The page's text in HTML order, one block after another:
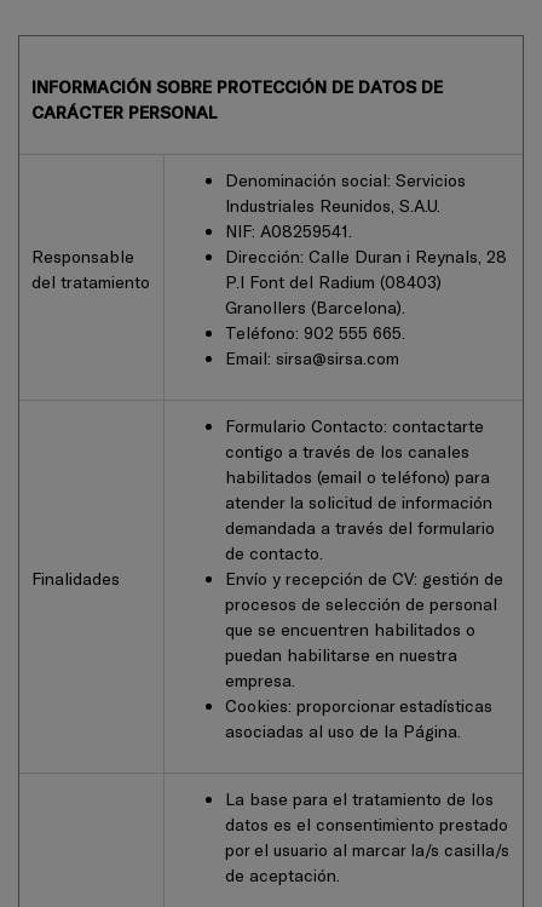
INFORMACIÓN SOBRE PROTECCIÓN DE DATOS DE
CARÁCTER PERSONAL
Responsable
del tratamiento
Denominación social: Servicios
Industriales Reunidos, S.A.U.
NIF: A08259541.
Dirección: Calle Duran i Reynals, 28
P.I Font del Radium (08403)
Granollers (Barcelona).
Teléfono: 902 555 665.
Email: sirsa@sirsa.com
Finalidades
Formulario Contacto: contactarte
contigo a través de los canales
habilitados (email o teléfono) para
atender la solicitud de información
demandada a través del formulario
de contacto.
Envío y recepción de CV: gestión de
procesos de selección de personal
que se encuentren habilitados o
puedan habilitarse en nuestra
empresa.
Cookies: proporcionar estadísticas
asociadas al uso de la Página.
La base para el tratamiento de los
datos es el consentimiento prestado
por el usuario al marcar la/s casilla/s
de aceptación.